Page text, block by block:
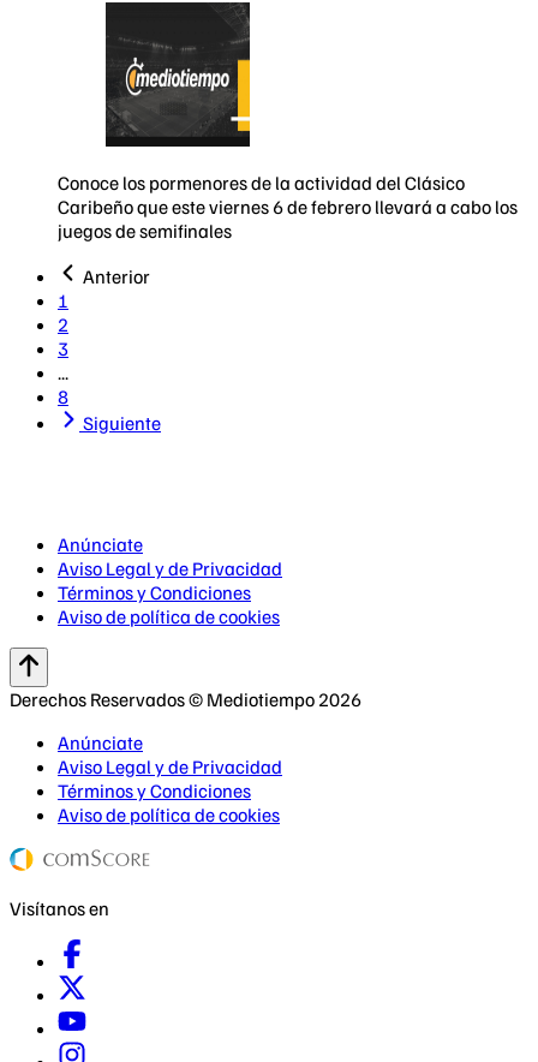
Conoce los pormenores de la actividad del Clásico
Caribeño que este viernes 6 de febrero llevará a cabo los
juegos de semifinales
Anterior
1
2
3
...
8
Siguiente
Anúnciate
Aviso Legal y de Privacidad
Términos y Condiciones
Aviso de política de cookies
Derechos Reservados © Mediotiempo 2026
Anúnciate
Aviso Legal y de Privacidad
Términos y Condiciones
Aviso de política de cookies
Visítanos en